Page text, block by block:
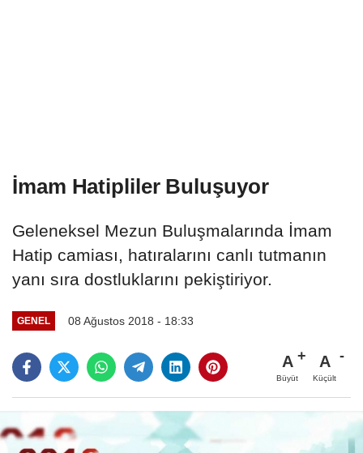
İmam Hatipliler Buluşuyor
Geleneksel Mezun Buluşmalarında İmam
Hatip camiası, hatıralarını canlı tutmanın
yanı sıra dostluklarını pekiştiriyor.
GENEL 08 Ağustos 2018 - 18:33
A
Büyüt
A
Küçült